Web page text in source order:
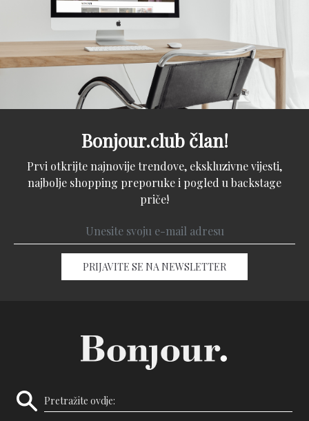
Bonjour.club član!
Prvi otkrijte najnovije trendove, ekskluzivne vijesti,
najbolje shopping preporuke i pogled u backstage
priče!
PRIJAVITE SE NA NEWSLETTER